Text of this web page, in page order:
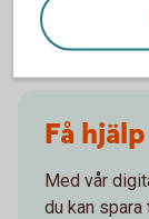
Få
Med vår
du kan